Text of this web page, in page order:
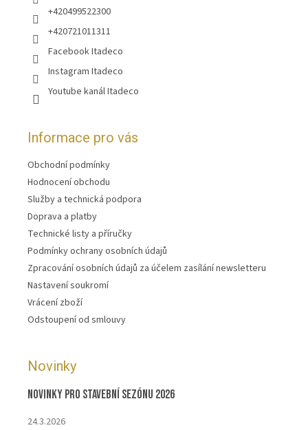
+420499522300
+420721011311
Facebook Itadeco
Instagram Itadeco
Youtube kanál Itadeco
Informace pro vás
Obchodní podmínky
Hodnocení obchodu
Služby a technická podpora
Doprava a platby
Technické listy a příručky
Podmínky ochrany osobních údajů
Zpracování osobních údajů za účelem zasílání newsletteru
Nastavení soukromí
Vrácení zboží
Odstoupení od smlouvy
Novinky
Novinky pro stavební sezónu 2026
24.3.2026